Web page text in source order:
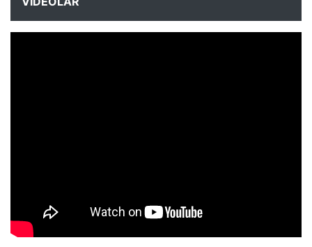
NYXmag 2. Yaş Kutlama Etkinliği